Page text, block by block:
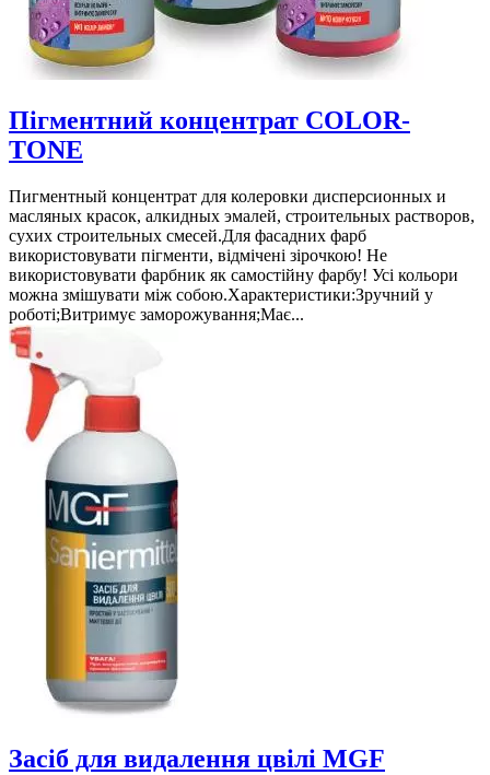
Пігментний концентрат COLOR-
TONE
Пигментный концентрат для колеровки дисперсионных и
масляных красок, алкидных эмалей, строительных растворов,
сухих строительных смесей.Для фасадних фарб
використовувати пігменти, відмічені зірочкою! Не
використовувати фарбник як самостійну фарбу! Усі кольори
можна змішувати між собою.Характеристики:Зручний у
роботі;Витримує заморожування;Має...
Засіб для видалення цвілі MGF